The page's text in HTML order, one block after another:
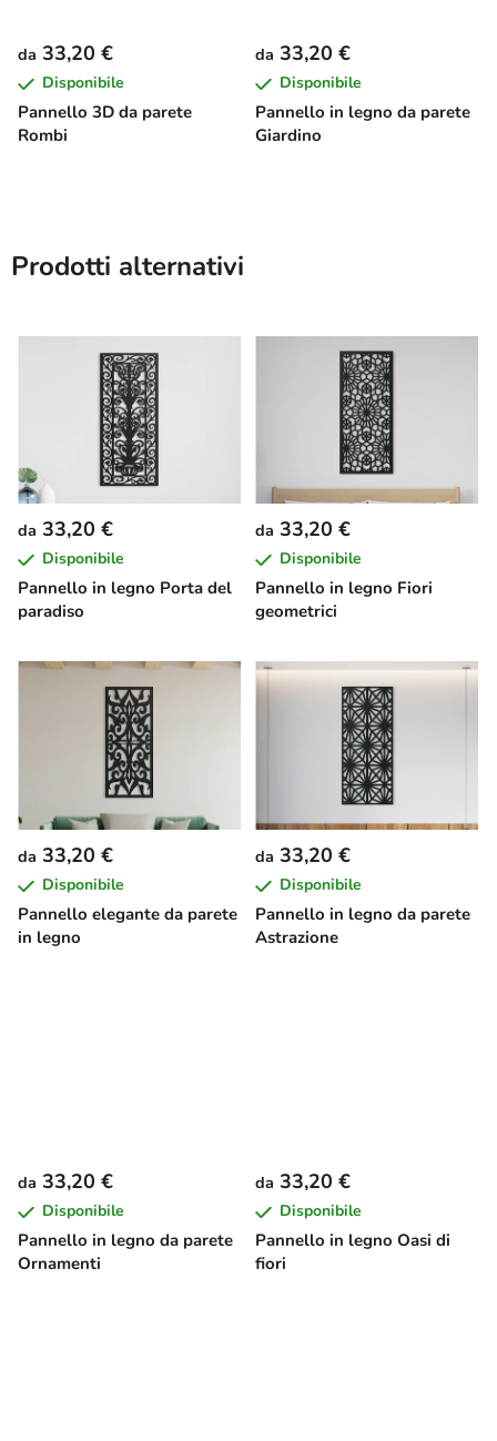
Pannello 3D da parete
Rombi
da 33,20 €
Disponibile
Pannello in legno da parete
Giardino
da 33,20 €
Disponibile
Prodotti alternativi
Pannello in legno Porta del
paradiso
da 33,20 €
Disponibile
Pannello in legno Fiori
geometrici
da 33,20 €
Disponibile
Pannello elegante da parete
in legno
da 33,20 €
Disponibile
Pannello in legno da parete
Astrazione
da 33,20 €
Disponibile
Pannello in legno da parete
Ornamenti
da 33,20 €
Disponibile
Pannello in legno Oasi di
fiori
da 33,20 €
Disponibile